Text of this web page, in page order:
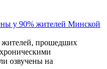
у 90% жителей Минской
прошедших
озвучены на